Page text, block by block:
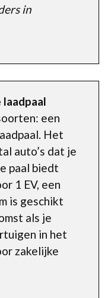
in
een
Het
auto’s dat je
paal biedt
1 EV, een
is geschikt
als je
in het
zakelijke